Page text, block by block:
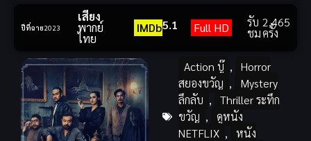
ปีที่ฉาย2023
เสียง
พากย์
ไทย
IMDb5.1 Full HD รับ
ชม
2,465
ครั้ง
Action บู๊ ,
Horror
สยองขวัญ ,
Mystery
ลึกลับ ,
Thriller ระทึก
ขวัญ ,
ดูหนัง
NETFLIX ,
หนัง